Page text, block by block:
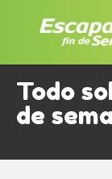
Todo
de